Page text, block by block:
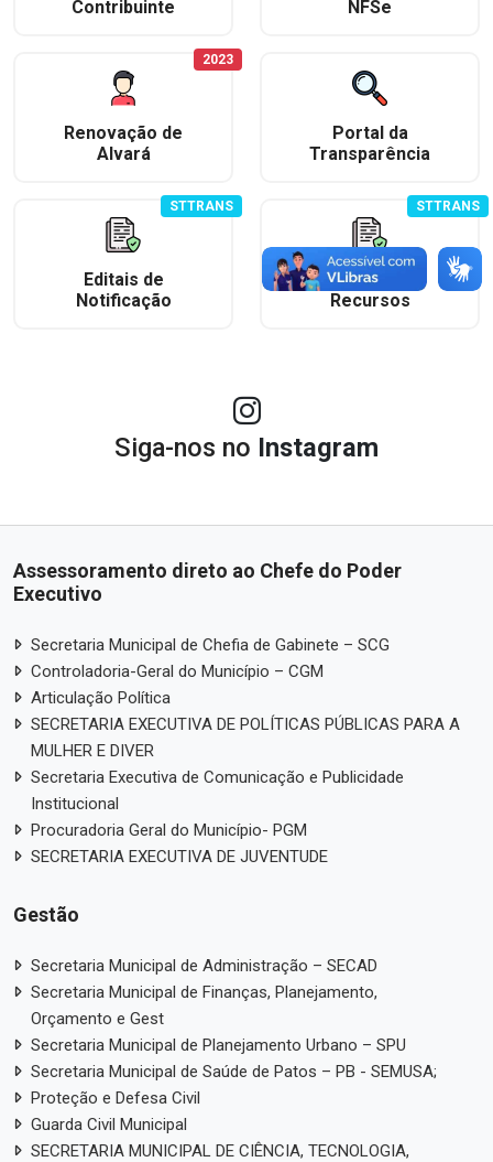
Contribuinte NFSe
Renovação de
Alvará
2023
Portal da
Transparência
Editais de
Notificação
STTRANS
Consulta e
Recursos
STTRANS
Siga-nos no Instagram
Assessoramento direto ao Chefe do Poder
Executivo
Secretaria Municipal de Chefia de Gabinete – SCG
Controladoria-Geral do Município – CGM
Articulação Política
SECRETARIA EXECUTIVA DE POLÍTICAS PÚBLICAS PARA A
MULHER E DIVER
Secretaria Executiva de Comunicação e Publicidade
Institucional
Procuradoria Geral do Município- PGM
SECRETARIA EXECUTIVA DE JUVENTUDE
Gestão
Secretaria Municipal de Administração – SECAD
Secretaria Municipal de Finanças, Planejamento,
Orçamento e Gest
Secretaria Municipal de Planejamento Urbano – SPU
Secretaria Municipal de Saúde de Patos – PB - SEMUSA;
Proteção e Defesa Civil
Guarda Civil Municipal
SECRETARIA MUNICIPAL DE CIÊNCIA, TECNOLOGIA,